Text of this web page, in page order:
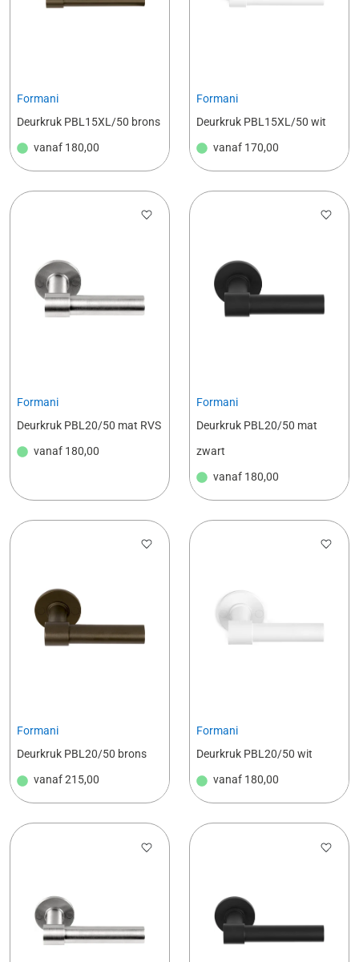
Formani
Deurkruk PBL15XL/50 brons
vanaf 180,00
Formani
Deurkruk PBL15XL/50 wit
vanaf 170,00
Formani
Deurkruk PBL20/50 mat RVS
vanaf 180,00
Formani
Deurkruk PBL20/50 mat
zwart
vanaf 180,00
Formani
Deurkruk PBL20/50 brons
vanaf215,00
Formani
Deurkruk PBL20/50 wit
vanaf 180,00